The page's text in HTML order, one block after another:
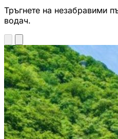
Тръгнете на незабравими
водач.